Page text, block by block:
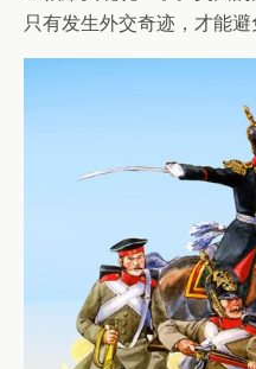
只有发生外交奇迹，才能避